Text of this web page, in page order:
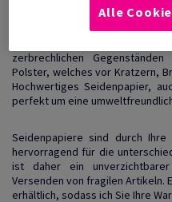
Seidenpapiere sind sehr
empfindliche
zerbrechlichen
Polster, welches vor Kratzern,
Hochwertiges Seidenpapier,
perfekt um eine
Seidenpapiere sind durch
hervorragend für die
ist daher ein
Versenden von fragilen Artikeln.
erhältlich, sodass ich Sie Ihre
Alle